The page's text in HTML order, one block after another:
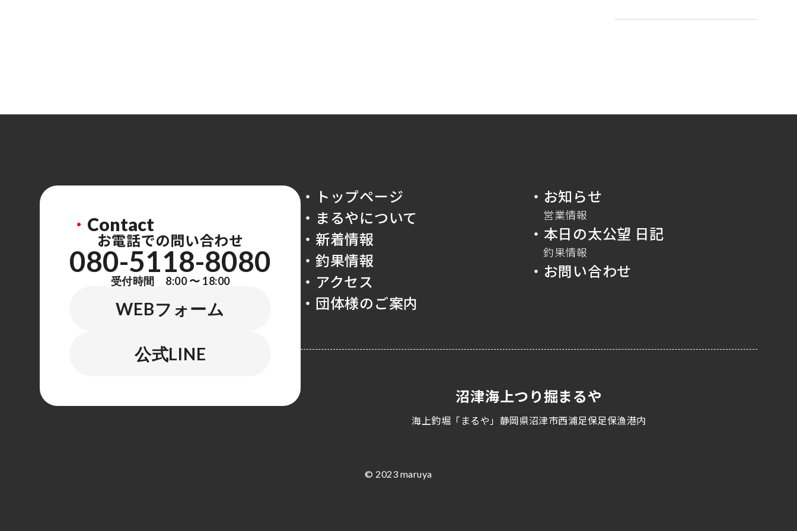
・ Contact
お電話での問い合わせ
080-5118-8080
受付時間 8:00 〜 18:00
WEBフォーム
公式LINE
・トップページ
・まるやについて
・新着情報
・釣果情報
・アクセス
・団体様のご案内
・お知らせ
営業情報
・本日の太公望 日記
釣果情報
・お問い合わせ
沼津海上つり掘まるや
海上釣堀「まるや」静岡県沼津市西浦足保足保漁港内
© 2023 maruya